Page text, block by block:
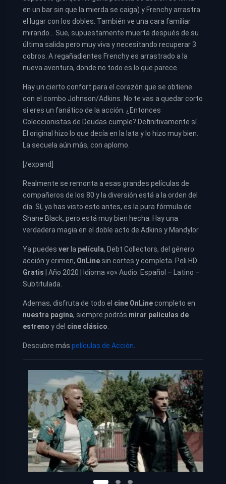
en un bar sin que la mierda se caiga) y Frenchy arrastra
el lugar con los dobles. También ve una cara familiar
mirando… Sue, supuestamente muerta después de su
última salida pero muy viva y necesitando recuperar 3
cobros. A regañadientes Frenchy es arrastrado a la
nueva aventura, donde no todo es lo que parece.
Hay un cierto confort para el corazón que se obtiene
con el combo Johnson/Adkins. No te vas a quedar corto
si eres un fanático de la acción. ¿Entonces
Coleccionistas de Deudas cumple? Definitivamente sí.
El original hizo lo que decía en la lata y lo hizo muy bien.
La secuela aún más, con aplomo.
[/expand]
Realmente se remonta a esas grandes películas de
compañeros de los 80 y la diversión está a la orden del
día. Sí, ya has visto esto antes, es la pura fórmula de
Shane Black, pero está muy bien hecha. Hay una
verdadera magia en el doble acto de Adkins y Mandylor.
Ya puedes ver la película, Debt Collectors, del género
acción y crimen, OnLine sin cortes y completa. Peli HD
Gratis | Año 2020 | Idioma «o» Audio: Español – Latino –
Subtitulada.
Ademas, disfruta de todo el cine OnLinecompleto en
nuestra pagina, siempre podrás mirar películas de
estreno y del cine clásico
Descubre más películas de Acción